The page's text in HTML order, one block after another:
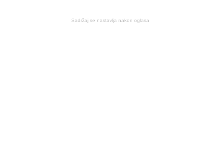
Sadržaj se nastavlja nakon oglasa